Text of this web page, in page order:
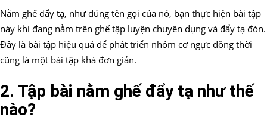
Nằm ghế đẩy tạ, như đúng tên gọi của nó, bạn thực hiện bài tập
này khi đang nằm trên ghế tập luyện chuyên dụng và đẩy tạ đòn.
Đây là bài tập hiệu quả để phát triển nhóm cơ ngực đồng thời
cũng là một bài tập khá đơn giản.
2. Tập bài nằm ghế đẩy tạ như thế
nào?